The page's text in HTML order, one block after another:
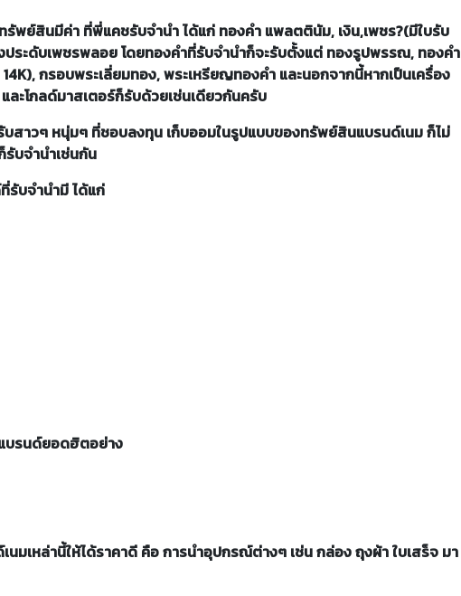
ย์สินมีค่า ที่พี่แคชรับจำนำ ได้แก่ ทองคำ แพลตตินัม, เงิน,เพชร?(มีใบรับ
งประดับเพชรพลอย โดยทองคำที่รับจำนำก็จะรับตั้งแต่ ทองรูปพรรณ, ทองคำ
กรอบพระเลี่ยมทอง, พระเหรียญทองคำ และนอกจากนี้หากเป็นเครื่อง
ะโกลด์มาสเตอร์ก็รับด้วยเช่นเดียวกันครับ
าวๆ หนุ่มๆ ที่ชอบลงทุน เก็บออมในรูปแบบของทรัพย์สินแบรนด์เนม ก็ไม่
รับจำนำเช่นกัน
รับจำนำมี ได้แก่
บรนด์ยอดฮิตอย่าง
นมเหล่านี้ให้ได้ราคาดี คือ การนำอุปกรณ์ต่างๆ เช่น กล่อง ถุงผ้า ใบเสร็จ มา